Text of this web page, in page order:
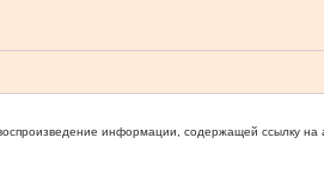
информации, содержащей ссылку на